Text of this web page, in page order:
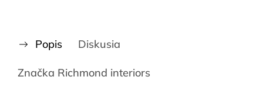
Popis Diskusia
Značka Richmond interiors